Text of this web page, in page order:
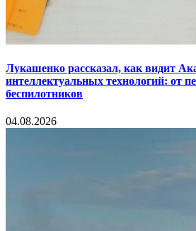
Лукашенко рассказал, как видит
интеллектуальных технологий: от
беспилотников
04.08.2026